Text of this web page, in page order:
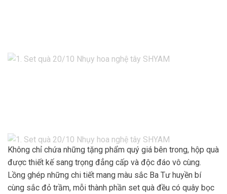
Không chỉ chứa những tặng phẩm quý giá bên trong, hộp quà
được thiết kế sang trọng đẳng cấp và độc đáo vô cùng.
Lồng ghép những chi tiết mang màu sắc Ba Tư huyền bí
cùng sắc đỏ trầm, mỗi thành phần set quà đều có quây bọc